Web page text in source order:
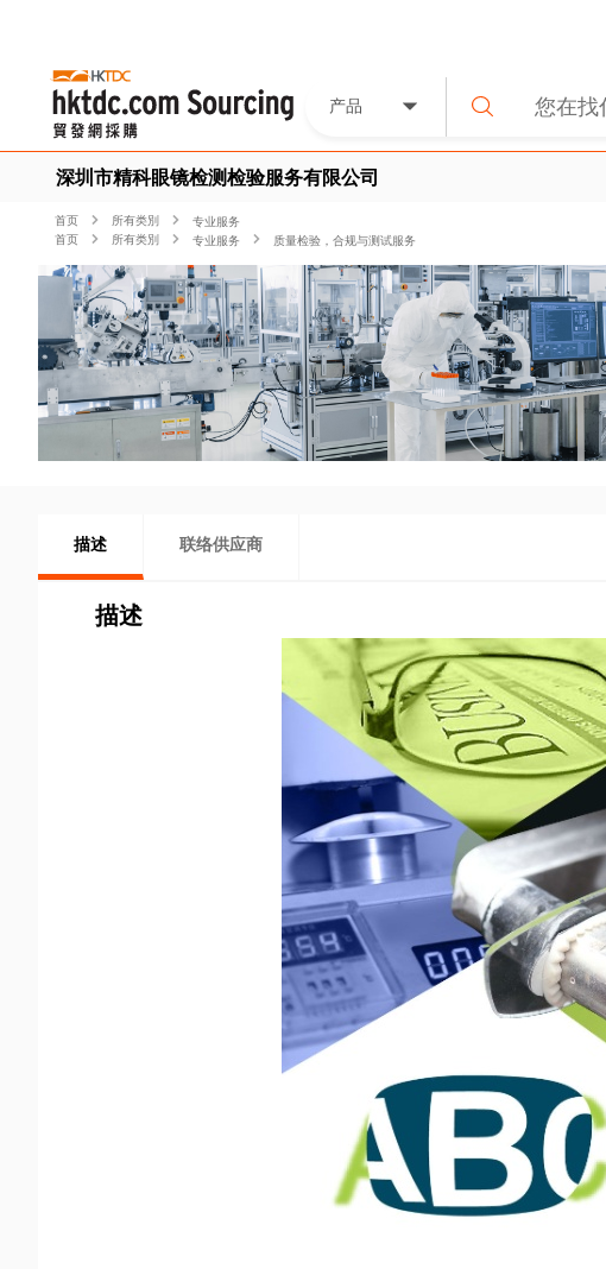
产品
深圳市精科眼镜检测检验服务有限公司
首页 所有类別
专业服务
首页
所有类別 专业服务 质量检验，合规与测试服务
描述 联络供应商
描述